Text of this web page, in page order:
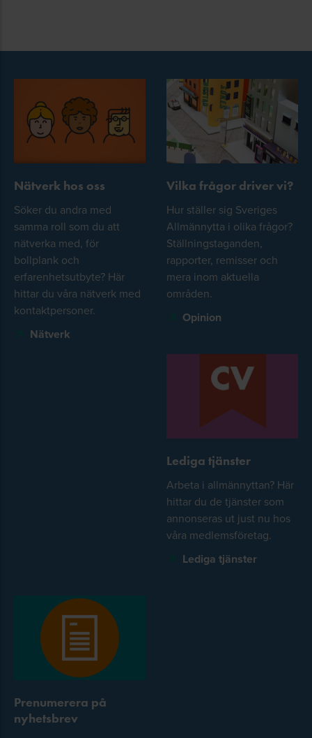
Nätverk hos oss
Söker du andra med
samma roll som du att
nätverka med, för
bollplank och
erfarenhetsutbyte? Här
hittar du våra nätverk med
kontaktpersoner.
Nätverk
Vilka frågor driver vi?
Hur ställer sig Sveriges
Allmännytta i olika frågor?
Ställningstaganden,
rapporter, remisser och
mera inom aktuella
områden.
Opinion
Lediga tjänster
Arbeta i allmännyttan? Här
hittar du de tjänster som
annonseras ut just nu hos
våra medlemsföretag.
Lediga tjänster
Prenumerera på
nyhetsbrev